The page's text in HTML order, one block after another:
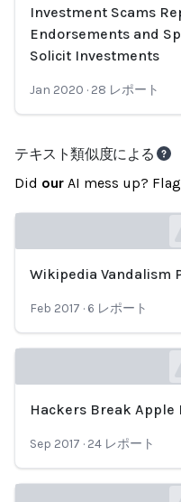
Investment Scams
Endorsements and
Solicit Investments
Jan 2020 · 28 レポート
テキスト類似度による
Did our AI mess up? Flag
Loading...
Wikipedia Vandalism
Feb 2017 · 6 レポート
Hackers Break Apple
Sep 2017 · 24 レポート